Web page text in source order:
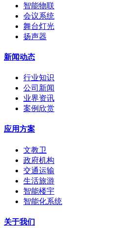
智能物联
会议系统
舞台灯光
扬声器
新闻动态
行业知识
公司新闻
业界资讯
案例欣赏
应用方案
文教卫
政府机构
交通运输
生活旅游
智能楼宇
智能化系统
关于我们